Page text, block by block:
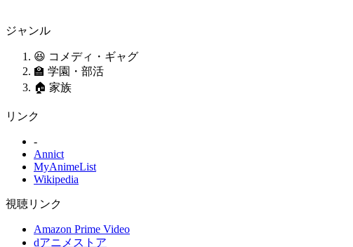
ジャンル
😆 コメディ・ギャグ
🏫 学園・部活
🏠 家族
リンク
-
Annict
MyAnimeList
Wikipedia
視聴リンク
Amazon Prime Video
dアニメストア